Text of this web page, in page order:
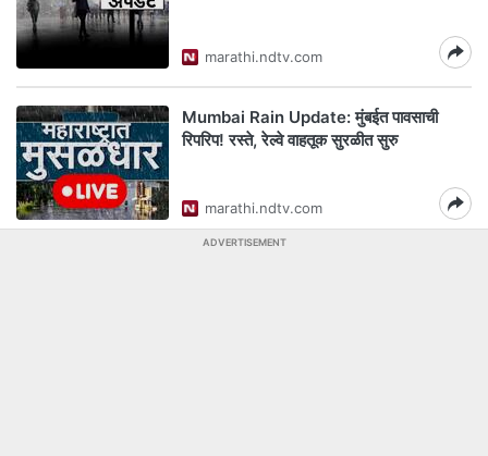
marathi.ndtv.com
Mumbai Rain Update: मुंबईत पावसाची
रिपरिप! रस्ते, रेल्वे वाहतूक सुरळीत सुरु
marathi.ndtv.com
ADVERTISEMENT